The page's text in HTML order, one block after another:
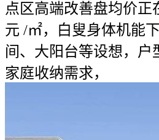
点区高端改善盘均价正
元 /㎡，白叟身体机能
间、大阳台等设想，户
家庭收纳需求，